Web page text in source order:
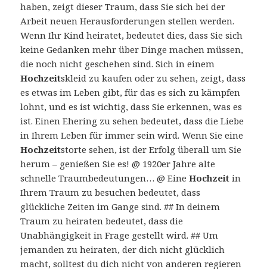
haben, zeigt dieser Traum, dass Sie sich bei der
Arbeit neuen Herausforderungen stellen werden.
Wenn Ihr Kind heiratet, bedeutet dies, dass Sie sich
keine Gedanken mehr über Dinge machen müssen,
die noch nicht geschehen sind. Sich in einem
Hochzeitskleid zu kaufen oder zu sehen, zeigt, dass
es etwas im Leben gibt, für das es sich zu kämpfen
lohnt, und es ist wichtig, dass Sie erkennen, was es
ist. Einen Ehering zu sehen bedeutet, dass die Liebe
in Ihrem Leben für immer sein wird. Wenn Sie eine
Hochzeitstorte sehen, ist der Erfolg überall um Sie
herum – genießen Sie es! @ 1920er Jahre alte
schnelle Traumbedeutungen… @ EineHochzeit in
Ihrem Traum zu besuchen bedeutet, dass
glückliche Zeiten im Gange sind. ## In deinem
Traum zu heiraten bedeutet, dass die
Unabhängigkeit in Frage gestellt wird. ## Um
jemanden zu heiraten, der dich nicht glücklich
macht, solltest du dich nicht von anderen regieren